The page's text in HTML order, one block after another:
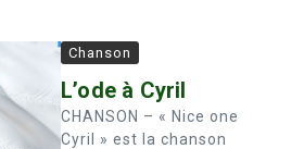
Chanson
L’ode à Cyril
CHANSON – « Nice one
Cyril » est la chanson